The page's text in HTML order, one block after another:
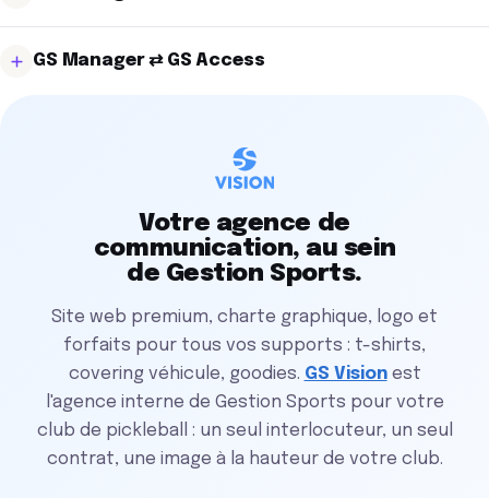
avec suivi du stock. Elle fonctionne même sans Wi-Fi ni
électricité. Vos exports comptables se génèrent en un
vos deux modules se parlent en continu, sans ressaisie,
colonne vertébrale comptable de votre club.
GS Manager ⇄ GS Access
l'éclairage s'allume. Votre club tourne sans personne à
système d'accès autonome
synchronisé avec vos réservations en temps réel.
Votre agence de
communication, au sein
de Gestion Sports.
Site web premium, charte graphique, logo et
forfaits pour tous vos supports : t-shirts,
covering véhicule, goodies. GS Visionest
l'agence interne de Gestion Sports pour votre
club de pickleball : un seul interlocuteur, un seul
contrat, une image à la hauteur de votre club.